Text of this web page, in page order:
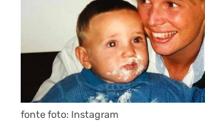
fonte foto: Instagram